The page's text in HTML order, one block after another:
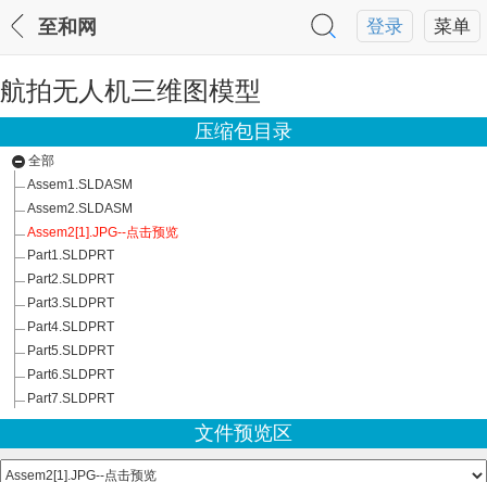
菜单
登录
至和网
航拍无人机三维图模型
压缩包目录
全部
Assem1.SLDASM
Assem2.SLDASM
Assem2[1].JPG--点击预览
Part1.SLDPRT
Part2.SLDPRT
Part3.SLDPRT
Part4.SLDPRT
Part5.SLDPRT
Part6.SLDPRT
Part7.SLDPRT
文件预览区